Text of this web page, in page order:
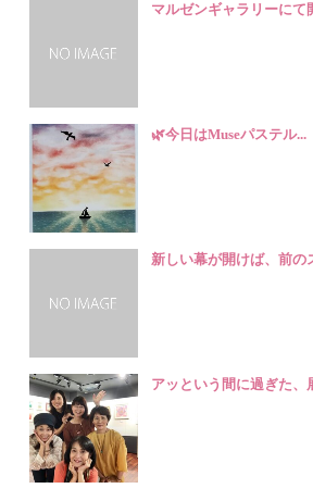
マルゼンギャラリーにて
🌿今日はMuseパステル...
新しい幕が開けば、前の
アッという間に過ぎた、